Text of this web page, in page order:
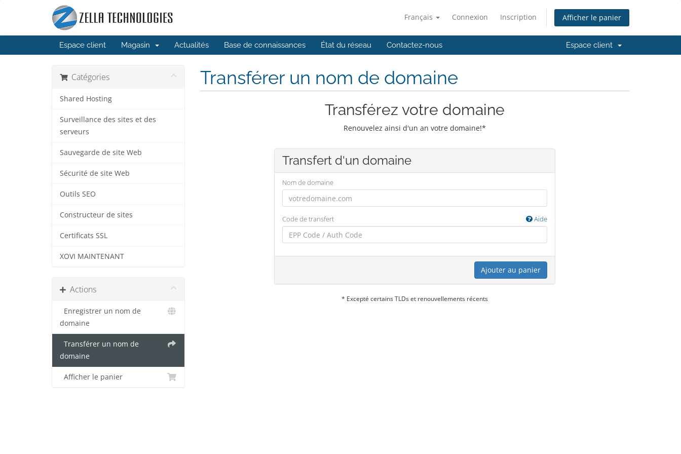
Français Connexion Inscription Afficher le panier
Espace client Magasin Actualités Base de connaissances État du réseau Contactez-nous Espace client
Catégories
Shared Hosting
Surveillance des sites et des
serveurs
Sauvegarde de site Web
Sécurité de site Web
Outils SEO
Constructeur de sites
Certificats SSL
XOVI MAINTENANT
Actions
Enregistrer un nom de
domaine
Transférer un nom de
domaine
Afficher le panier
Transférer un nom de domaine
Transférez votre domaine
Renouvelez ainsi d'un an votre domaine!*
Transfert d'un domaine
Nom de domaine
Code de transfert Aide
Ajouter au panier
* Excepté certains TLDs et renouvellements récents